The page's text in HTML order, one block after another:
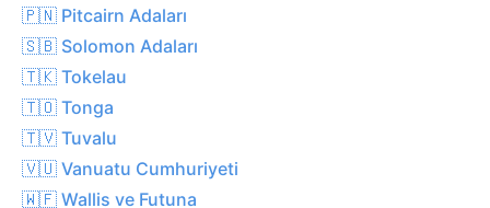
🇵🇳 Pitcairn Adaları
🇸🇧 Solomon Adaları
🇹🇰 Tokelau
🇹🇴 Tonga
🇹🇻 Tuvalu
🇻🇺 Vanuatu Cumhuriyeti
🇼🇫 Wallis ve Futuna